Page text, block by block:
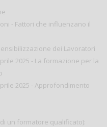
- Fattori che influenzano il
dei Lavoratori
2025 - La formazione per la
2025 - Approfondimento
un formatore qualificato):